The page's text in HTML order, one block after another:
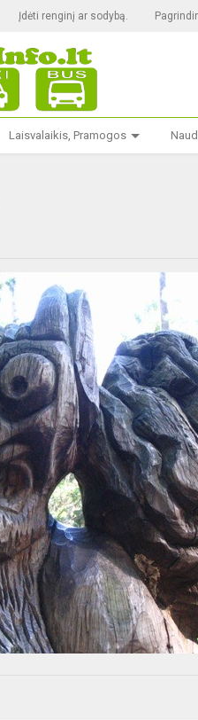
Įdėti renginį ar sodybą.
Laisvalaikis, Pramogos